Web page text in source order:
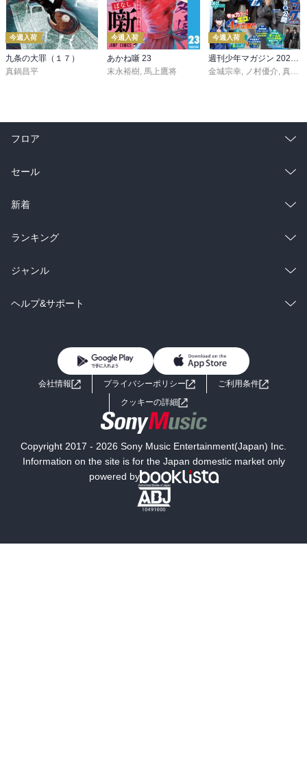
今週入荷
九条の大罪（１７）
真鍋昌平
今週入荷
あかね噺 23
末永裕樹, 馬上鷹将
今週入荷
週刊少年マガジン 2026年36・37号[2026年8月5日発売]
金城宗幸, ノ村優介, 真島ヒロ
フロア
総合
ラノベ
雑誌・グラビア
BL・TL
セール
総合
ラノベ
雑誌・グラビア
BL・TL
新着
総合
ラノベ
雑誌・グラビア
ランキング
総合
ラノベ
ジャンル
コミック
ライトノベル 男子向けラノベ
小説
海外小説
ミステリー SF
文学
ヘルプ&サポート
よくあるご質問 お問い合わせ
会社情報 プライバシーポリシー
ご利用条件
クッキーの詳細
Copyright 2017 - 2026 Sony Music Entertainment(Japan) Inc.
Information on the site is for the Japan domestic market only
powered by